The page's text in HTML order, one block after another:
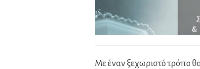
Με έναν ξεχωριστό τρόπο